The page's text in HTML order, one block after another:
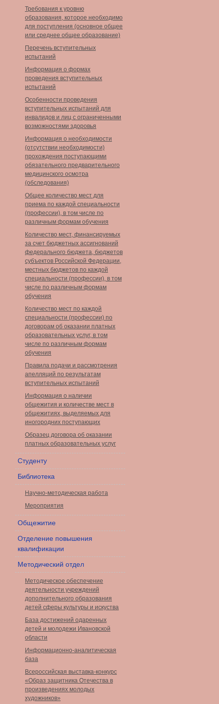
Требования к уровню
образования, которое необходимо
для поступления (основное общее
или среднее общее образование)
Перечень вступительных
испытаний
Информация о формах
проведения вступительных
испытаний
Особенности проведения
вступительных испытаний для
инвалидов и лиц с ограниченными
возможностями здоровья
Информация о необходимости
(отсутствии необходимости)
прохождения поступающими
обязательного предварительного
медицинского осмотра
(обследования)
Общее количество мест для
приема по каждой специальности
(профессии), в том числе по
различным формам обучения
Количество мест, финансируемых
за счет бюджетных ассигнований
федерального бюджета, бюджетов
субъектов Российской Федерации,
местных бюджетов по каждой
специальности (профессии), в том
числе по различным формам
обучения
Количество мест по каждой
специальности (профессии) по
договорам об оказании платных
образовательных услуг, в том
числе по различным формам
обучения
Правила подачи и рассмотрения
апелляций по результатам
вступительных испытаний
Информация о наличии
общежития и количестве мест в
общежитиях, выделяемых для
иногородних поступающих
Образец договора об оказании
платных образовательных услуг
Студенту
Библиотека
Научно-методическая работа
Мероприятия
Общежитие
Отделение повышения
квалификации
Методический отдел
Методическое обеспечение
деятельности учреждений
дополнительного образования
детей сферы культуры и искуства
База достижений одаренных
детей и молодежи Ивановской
области
Информационно-аналитическая
база
Всероссийская выставка-конкурс
«Образ защитника Отечества в
произведениях молодых
художников»